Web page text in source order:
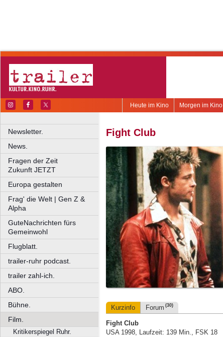
Morgen im Kino
Heute im Kino
Newsletter.
News.
Fragen der Zeit
Zukunft JETZT
Europa gestalten
Frag' die Welt | Gen Z &
Alpha
GuteNachrichten fürs
Gemeinwohl
Flugblatt.
trailer-ruhr podcast.
trailer zahl-ich.
ABO.
Bühne.
Film.
Kritikerspiegel Ruhr.
Fight Club
Kurzinfo Forum (30)
Fight Club
USA 1998, Laufzeit: 139 Min., FSK 18